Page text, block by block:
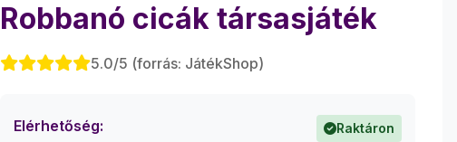
Robbanó cicák társasjáték
5.0/5 (forrás: JátékShop)
Elérhetőség: Raktáron